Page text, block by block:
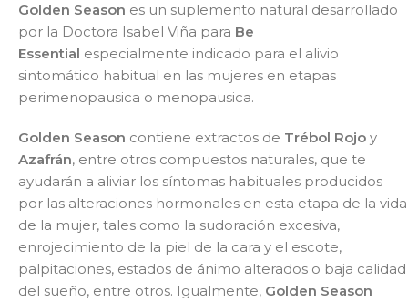
Golden Season es un suplemento natural desarrollado
por la Doctora Isabel Viña para Be
Essential especialmente indicado para el alivio
sintomático habitual en las mujeres en etapas
perimenopausica o menopausica.
Golden Season contiene extractos de Trébol Rojo y
Azafrán, entre otros compuestos naturales, que te
ayudarán a aliviar los síntomas habituales producidos
por las alteraciones hormonales en esta etapa de la vida
de la mujer, tales como la sudoración excesiva,
enrojecimiento de la piel de la cara y el escote,
palpitaciones, estados de ánimo alterados o baja calidad
del sueño, entre otros. Igualmente, Golden Season